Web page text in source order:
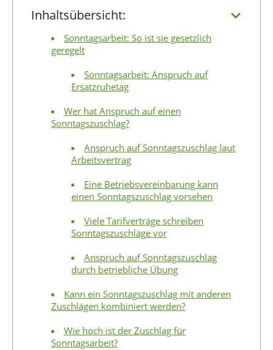
Inhaltsübersicht:
Sonntagsarbeit: So ist sie gesetzlich
geregelt
Sonntagsarbeit: Anspruch auf
Ersatzruhetag
Wer hat Anspruch auf einen
Sonntagszuschlag?
Anspruch auf Sonntagszuschlag laut
Arbeitsvertrag
Eine Betriebsvereinbarung kann
einen Sonntagszuschlag vorsehen
Viele Tarifverträge schreiben
Sonntagszuschläge vor
Anspruch auf Sonntagszuschlag
durch betriebliche Übung
Kann ein Sonntagszuschlag mit anderen
Zuschlägen kombiniert werden?
Wie hoch ist der Zuschlag für
Sonntagsarbeit?